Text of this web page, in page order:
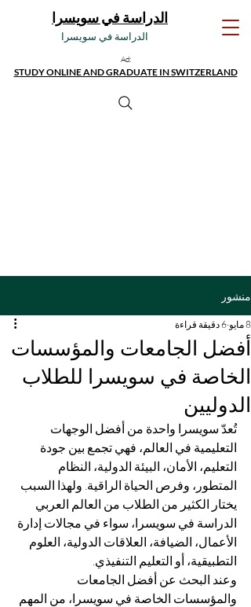
الدراسة في سويسرا
الدراسة في سويسرا
Ad:
STUDY ONLINE AND GRADUATE IN SWITZERLAND
منشور
أفضل الجامعات والمؤسسات
الخاصة في سويسرا للطلاب
الدوليين
8 مايو 6 دقيقة قراءة
تُعدّ سويسرا واحدة من أفضل الوجهات
التعليمية في العالم، فهي تجمع بين جودة
التعليم، الأمان، البيئة الدولية، النظام
المتطور، وفرص الحياة الراقية. ولهذا السبب
يختار الكثير من الطلاب من العالم العربي
الدراسة في سويسرا، سواء في مجالات إدارة
الأعمال، الضيافة، العلاقات الدولية، العلوم
التطبيقية، أو التعليم التنفيذي.
وعند البحث عن أفضل الجامعات
والمؤسسات الخاصة في سويسرا، من المهم